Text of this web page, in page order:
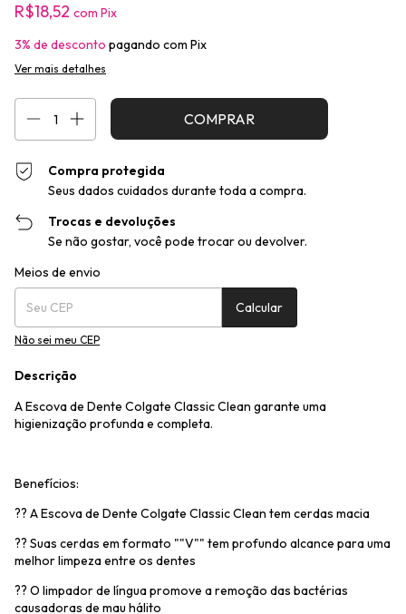
R$18,52 com Pix
3% de desconto pagando com Pix
Ver mais detalhes
Compra protegida
Seus dados cuidados durante toda a compra.
Trocas e devoluções
Se não gostar, você pode trocar ou devolver.
Entregas para o CEP:
Meios de envio
Calcular
Não sei meu CEP
Descrição
A Escova de Dente Colgate Classic Clean garante uma
higienização profunda e completa.
Benefícios:
?? A Escova de Dente Colgate Classic Clean tem cerdas macia
?? Suas cerdas em formato ""V"" tem profundo alcance para uma
melhor limpeza entre os dentes
?? O limpador de língua promove a remoção das bactérias
causadoras de mau hálito